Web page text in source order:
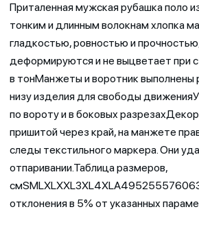
Приталенная мужская рубашка поло
тонким и длинным волокнам хлопка
гладкостью, ровностью и
деформируются и не выцветает при
в тонМанжеты и воротник выполнены
низу изделия для свободы
по вороту и в боковых
пришитой через край, на манжете
следы текстильного маркера. Они
отпаривании.Таблица размеров,
отклонения в 5% от указанных